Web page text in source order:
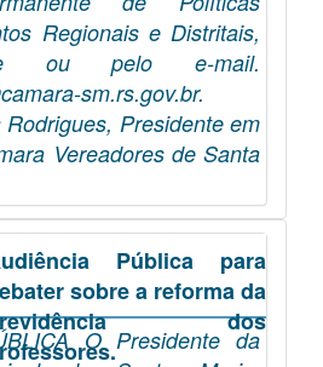
Regionais e Distritais,
ou pelo e-mail.
sm.rs.gov.br.
Rodrigues, Presidente em
Vereadores de Santa
Pública para
sobre a reforma da
dos
O Presidente da